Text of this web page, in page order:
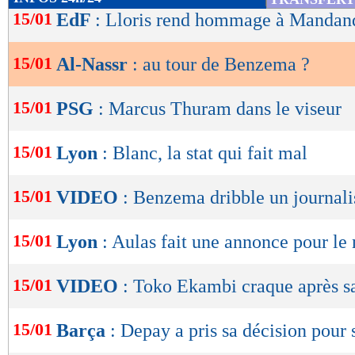
de
OK
15/01 EdF : Lloris rend hommage à
15/01 Al-Nassr : au tour de Benzema ?
15/01 PSG : Marcus Thuram dans le viseur
15/01 Lyon : Blanc, la stat qui fait mal
15/01 VIDEO : Benzema dribble un
15/01 Lyon : Aulas fait une annonce pour le
15/01 VIDEO : Toko Ekambi craque après
15/01 Barça : Depay a pris sa décision pour